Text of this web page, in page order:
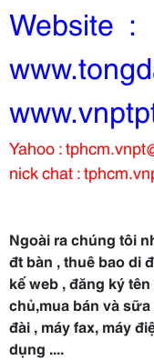
Website :
Yahoo :
nick chat :
Ngoài ra chúng tôi
đt bàn , thuê bao di
kế web , đăng ký
chủ,mua bán và
đài , máy fax, máy
dụng ....